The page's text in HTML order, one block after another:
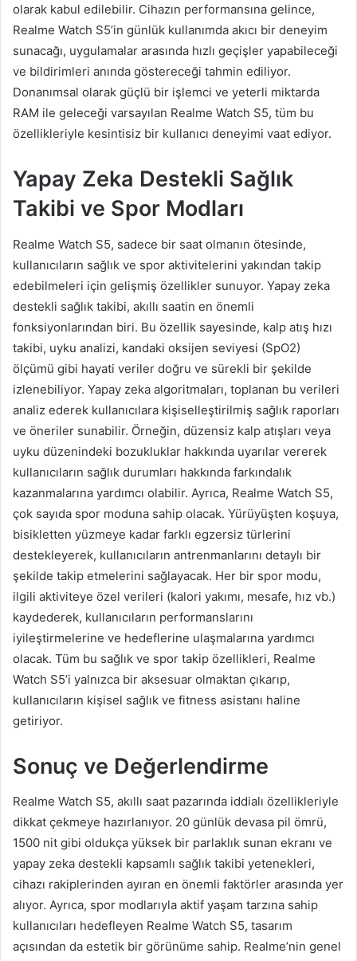
olarak kabul edilebilir. Cihazın performansına gelince,
Realme Watch S5’in günlük kullanımda akıcı bir deneyim
sunacağı, uygulamalar arasında hızlı geçişler yapabileceği
ve bildirimleri anında göstereceği tahmin ediliyor.
Donanımsal olarak güçlü bir işlemci ve yeterli miktarda
RAM ile geleceği varsayılan Realme Watch S5, tüm bu
özellikleriyle kesintisiz bir kullanıcı deneyimi vaat ediyor.
Yapay Zeka Destekli Sağlık
Takibi ve Spor Modları
Realme Watch S5, sadece bir saat olmanın ötesinde,
kullanıcıların sağlık ve spor aktivitelerini yakından takip
edebilmeleri için gelişmiş özellikler sunuyor. Yapay zeka
destekli sağlık takibi, akıllı saatin en önemli
fonksiyonlarından biri. Bu özellik sayesinde, kalp atış hızı
takibi, uyku analizi, kandaki oksijen seviyesi (SpO2)
ölçümü gibi hayati veriler doğru ve sürekli bir şekilde
izlenebiliyor. Yapay zeka algoritmaları, toplanan bu verileri
analiz ederek kullanıcılara kişiselleştirilmiş sağlık raporları
ve öneriler sunabilir. Örneğin, düzensiz kalp atışları veya
uyku düzenindeki bozukluklar hakkında uyarılar vererek
kullanıcıların sağlık durumları hakkında farkındalık
kazanmalarına yardımcı olabilir. Ayrıca, Realme Watch S5,
çok sayıda spor moduna sahip olacak. Yürüyüşten koşuya,
bisikletten yüzmeye kadar farklı egzersiz türlerini
destekleyerek, kullanıcıların antrenmanlarını detaylı bir
şekilde takip etmelerini sağlayacak. Her bir spor modu,
ilgili aktiviteye özel verileri (kalori yakımı, mesafe, hız vb.)
kaydederek, kullanıcıların performanslarını
iyileştirmelerine ve hedeflerine ulaşmalarına yardımcı
olacak. Tüm bu sağlık ve spor takip özellikleri, Realme
Watch S5’i yalnızca bir aksesuar olmaktan çıkarıp,
kullanıcıların kişisel sağlık ve fitness asistanı haline
getiriyor.
Sonuç ve Değerlendirme
Realme Watch S5, akıllı saat pazarında iddialı özellikleriyle
dikkat çekmeye hazırlanıyor. 20 günlük devasa pil ömrü,
1500 nit gibi oldukça yüksek bir parlaklık sunan ekranı ve
yapay zeka destekli kapsamlı sağlık takibi yetenekleri,
cihazı rakiplerinden ayıran en önemli faktörler arasında yer
alıyor. Ayrıca, spor modlarıyla aktif yaşam tarzına sahip
kullanıcıları hedefleyen Realme Watch S5, tasarım
açısından da estetik bir görünüme sahip. Realme’nin genel